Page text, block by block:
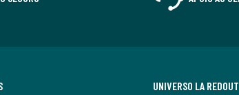
UNIVERSO LA